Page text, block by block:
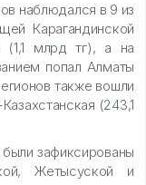
наблюдался в 9 из
Карагандинской
(1,1 млрд тг), а на
попал Алматы
также вошли
(243,1
зафиксированы
Жетысуской и